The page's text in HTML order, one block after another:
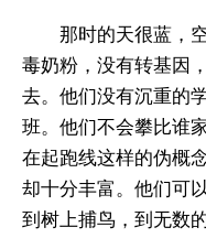
那时的天很蓝，
毒奶粉，没有转基因
去。他们没有沉重的
班。他们不会攀比谁
在起跑线这样的伪概
却十分丰富。他们可
到树上捕鸟，到无数